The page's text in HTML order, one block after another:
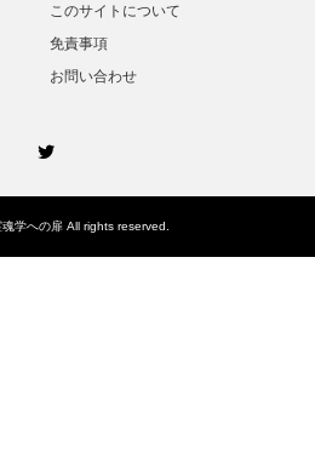
このサイトについて
免責事項
お問い合わせ
魂学への扉 All rights reserved.